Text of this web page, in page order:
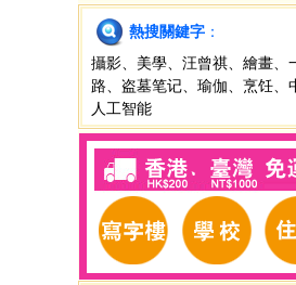
熱搜關鍵字 ：
攝影
美學 汪曾祺 繪畫
路
盗墓笔记 瑜伽 烹饪
人工智能